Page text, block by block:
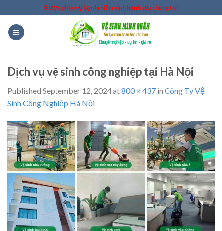
to
content
Được phục vụ bạn là niềm vinh hạnh của chúng tôi
Dịch vụ vệ sinh công nghiệp tại Hà Nội
Published September 12, 2024at800 × 437 in Công Ty Vệ
Sinh Công Nghiệp Hà Nội